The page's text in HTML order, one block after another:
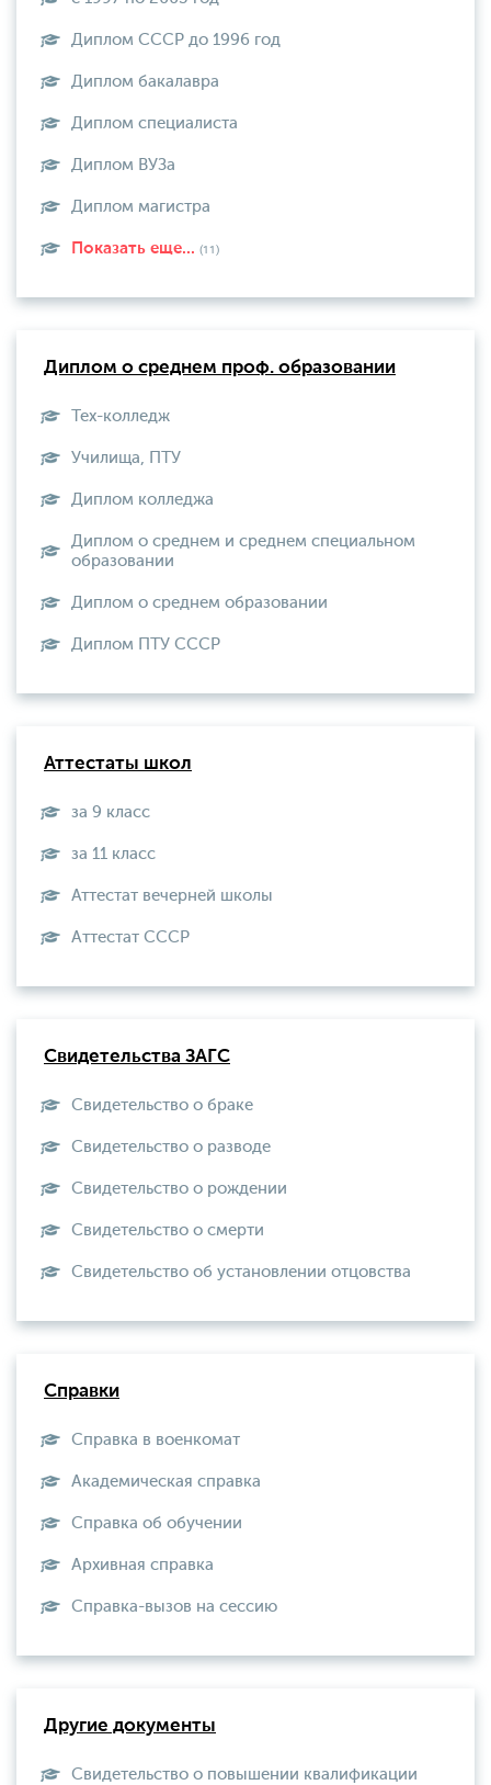
Диплом СССР до 1996 год
Диплом бакалавра
Диплом специалиста
Диплом ВУЗа
Диплом магистра
Показать еще... (11)
Диплом о среднем проф. образовании
Тех-колледж
Училища, ПТУ
Диплом колледжа
Диплом о среднем и среднем специальном
образовании
Диплом о среднем образовании
Диплом ПТУ СССР
Аттестаты школ
за 9 класс
за 11 класс
Аттестат вечерней школы
Aттестат СССР
Свидетельства ЗАГС
Свидетельство о браке
Свидетельство о разводе
Свидетельство о рождении
Свидетельство о смерти
Свидетельство об установлении отцовства
Справки
Справка в военкомат
Академическая справка
Справка об обучении
Архивная справка
Справка-вызов на сессию
Другие документы
Свидетельство о повышении квалификации